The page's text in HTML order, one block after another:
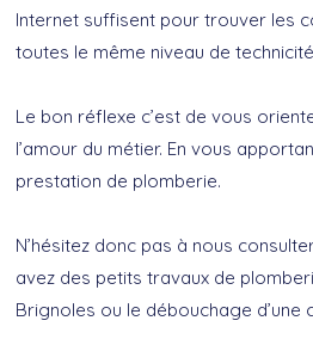
Internet suffisent pour trouver les
toutes le même niveau de
Le bon réflexe c’est de vous
l’amour du métier. En vous
prestation de plomberie.
N’hésitez donc pas à nous
avez des petits travaux de
Brignoles ou le débouchage d’une